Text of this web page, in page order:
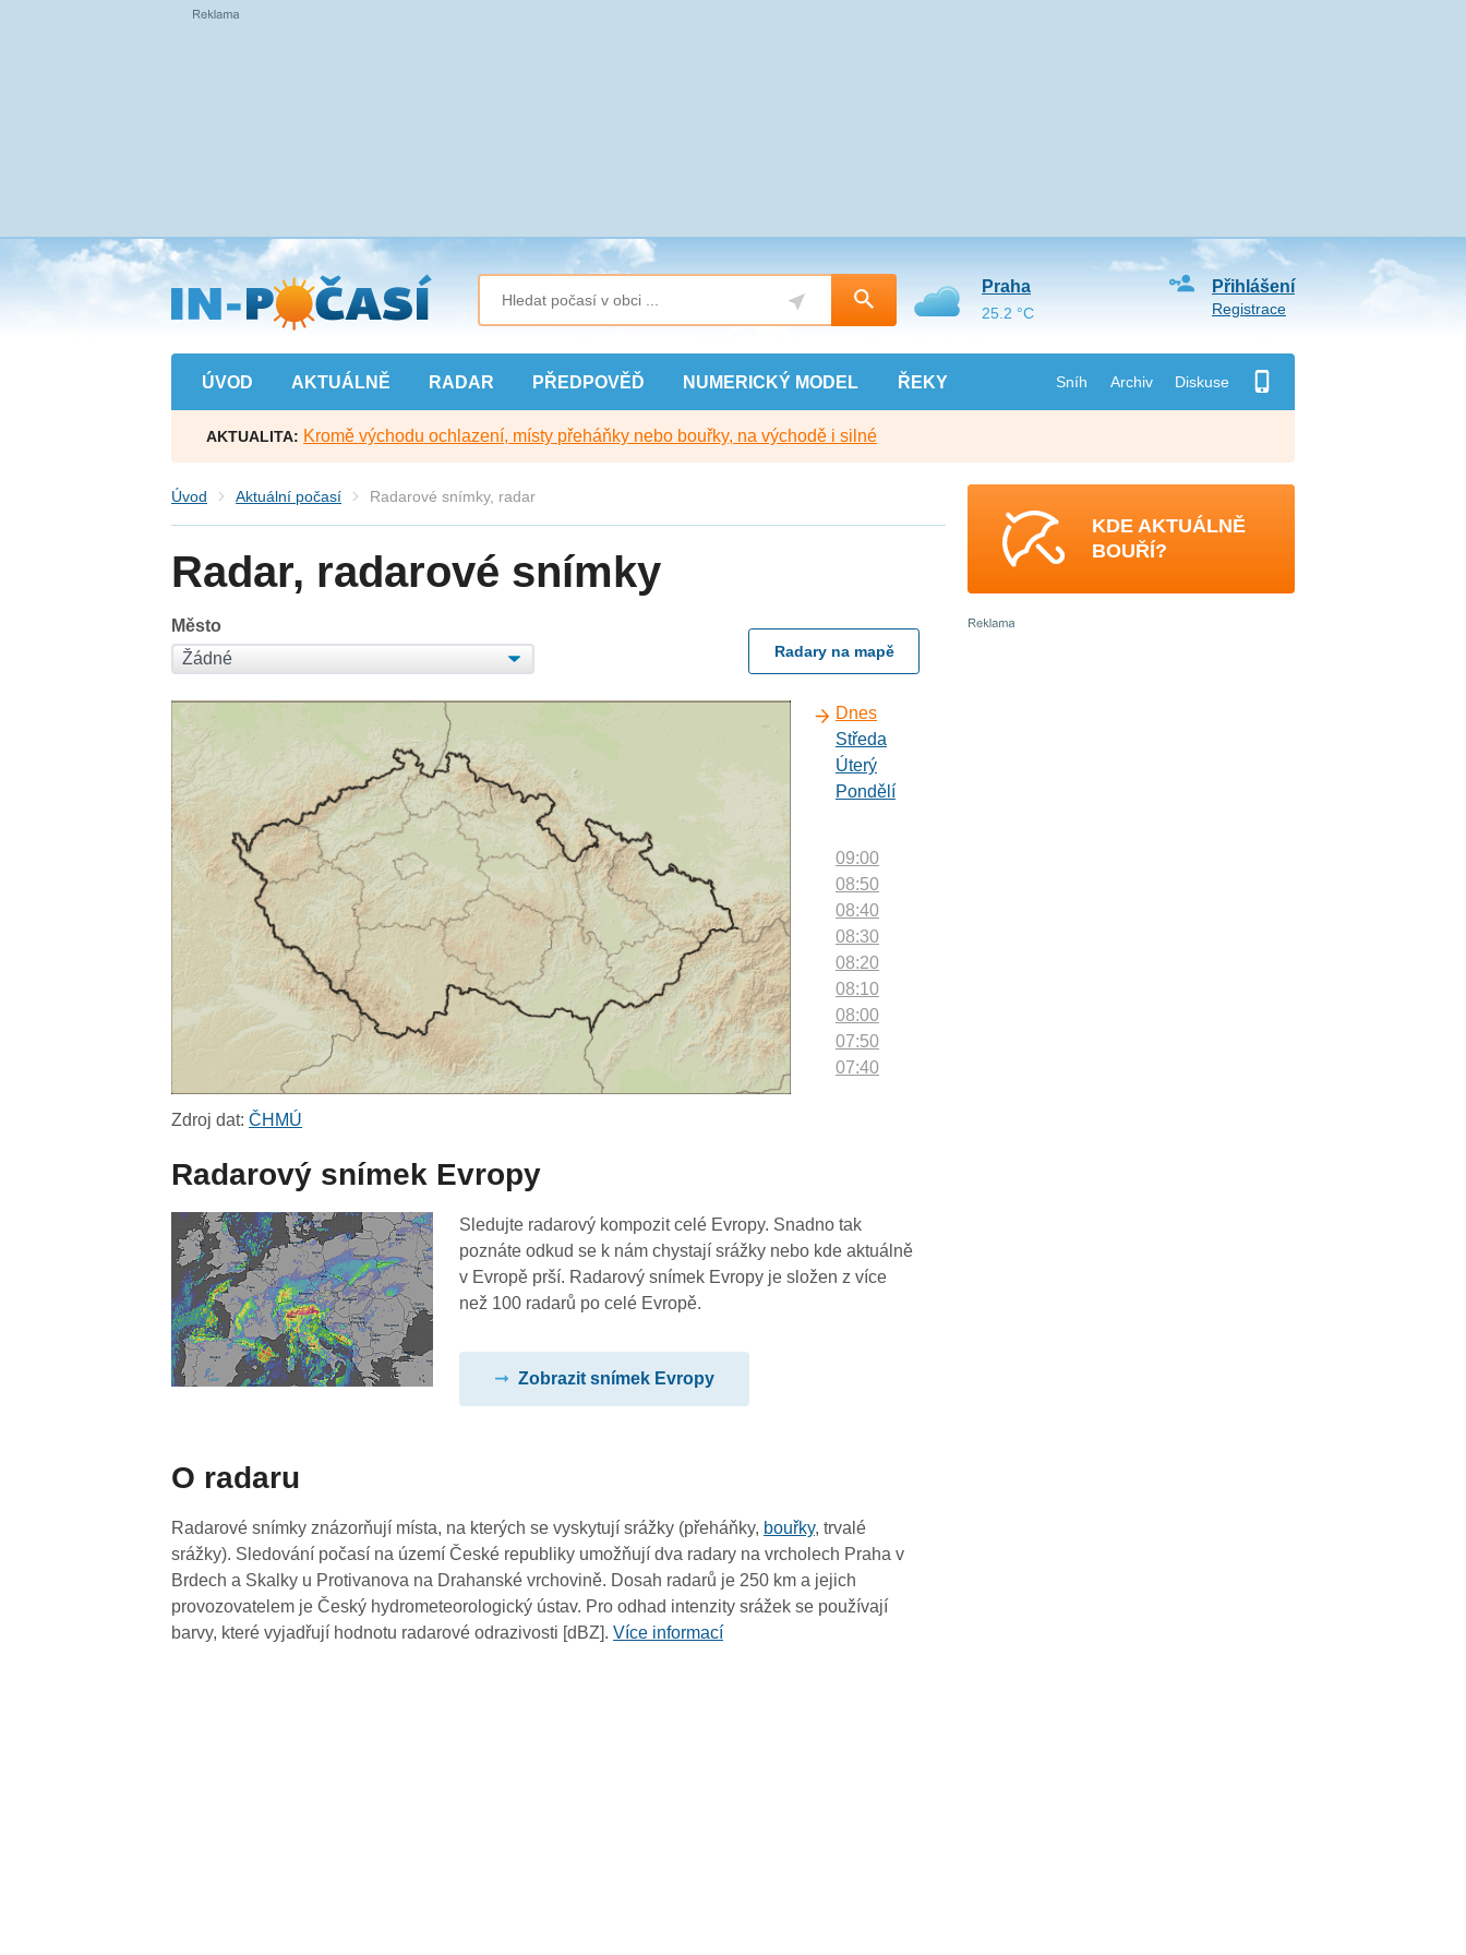
Přejít
na
hlavní
obsah
ÚVOD AKTUÁLNĚ RADAR PŘEDPOVĚĎ NUMERICKÝ MODEL ŘEKY Sníh Archiv Diskuse
Přihlášení
Registrace
Praha
25.2 °C
AKTUALITA: Kromě východu ochlazení, místy přeháňky nebo bouřky, na východě i silné
Úvod Aktuální počasí Radarové snímky, radar
Radar, radarové snímky
Město
Radary na mapě
Dnes
Středa
Úterý
Pondělí
09:00
08:50
08:40
08:30
08:20
08:10
08:00
07:50
07:40
06:40
06:30
06:20
04:40
04:30
04:20
04:10
Zdroj dat:ČHMÚ
Radarový snímek Evropy
Sledujte radarový kompozit celé Evropy. Snadno tak
poznáte odkud se k nám chystají srážky nebo kde aktuálně
v Evropě prší. Radarový snímek Evropy je složen z více
než 100 radarů po celé Evropě.
Zobrazit snímek Evropy
O radaru
Radarové snímky znázorňují místa, na kterých se vyskytují srážky (přeháňky, bouřky, trvalé
srážky). Sledování počasí na území České republiky umožňují dva radary na vrcholech Praha v
Brdech a Skalky u Protivanova na Drahanské vrchovině. Dosah radarů je 250 km a jejich
provozovatelem je Český hydrometeorologický ústav. Pro odhad intenzity srážek se používají
barvy, které vyjadřují hodnotu radarové odrazivosti [dBZ].Více informací
KDE AKTUÁLNĚ
BOUŘÍ?